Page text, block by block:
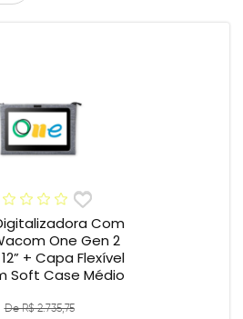
Com
One Gen 2
Flexível
Soft Case Médio
De R$ 2.735,75